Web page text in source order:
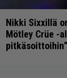
Nikki Sixxillä
Mötley Crüe -
pitkäsoittoihin”